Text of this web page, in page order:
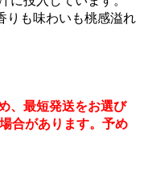
りも味わいも桃感溢れ
、最短発送をお選び
合があります。予め